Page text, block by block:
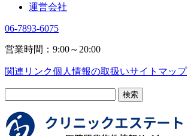
運営会社
06-7893-6075
営業時間：9:00～20:00
関連リンク個人情報の取扱いサイトマップ